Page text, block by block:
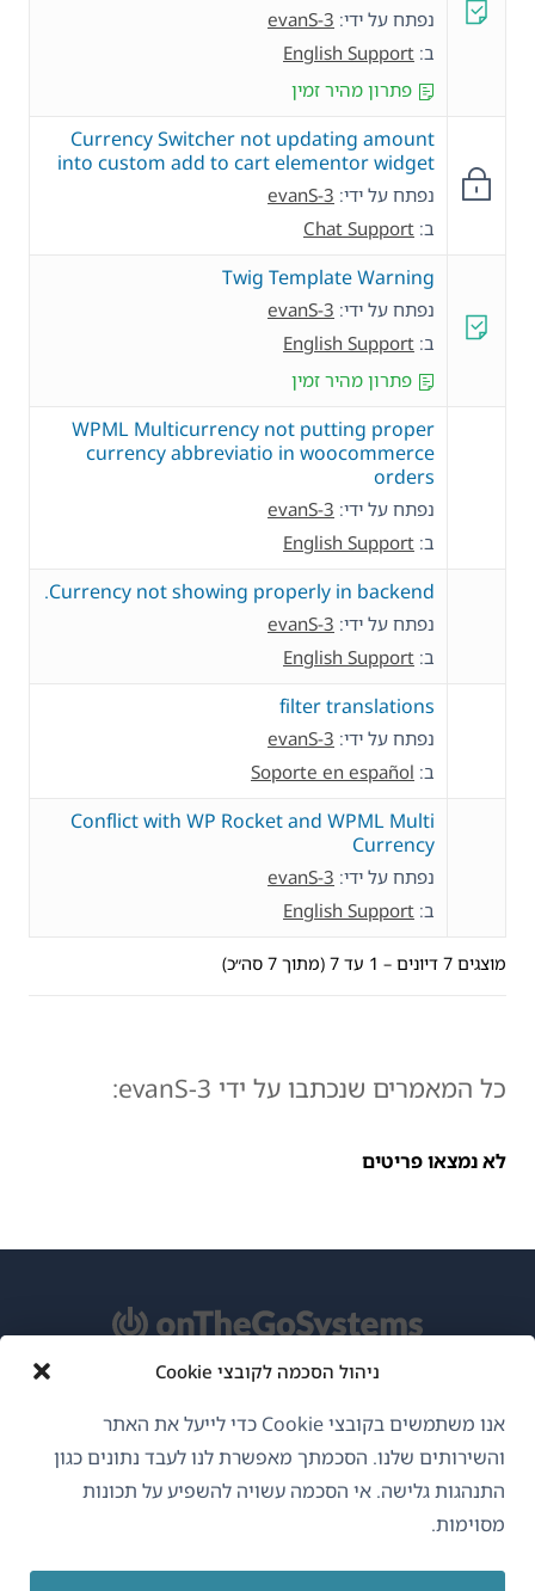
ניהול הסכמה לקובצי Cookie
אנו משתמשים בקובצי Cookie כדי לייעל את האתר
והשירותים שלנו. הסכמתך מאפשרת לנו לעבד נתונים כגון
התנהגות גלישה. אי הסכמה עשויה להשפיע על תכונות
מסוימות.
נפתח על ידי: evanS-3
ב: English Support
פתרון מהיר זמין
Currency Switcher not updating amount
into custom add to cart elementor widget
נפתח על ידי: evanS-3
ב: Chat Support
Twig Template Warning
נפתח על ידי: evanS-3
ב: English Support
פתרון מהיר זמין
WPML Multicurrency not putting proper
currency abbreviatio in woocommerce
orders
נפתח על ידי: evanS-3
ב: English Support
Currency not showing properly in backend.
נפתח על ידי: evanS-3
ב: English Support
filter translations
נפתח על ידי: evanS-3
ב: Soporte en español
Conflict with WP Rocket and WPML Multi
Currency
נפתח על ידי: evanS-3
ב: English Support
מוצגים 7 דיונים – 1 עד 7 (מתוך 7 סה״כ)
כל המאמרים שנכתבו על ידי evanS-3:
לא נמצאו פריטים
GDPR ומדיניות פרטיות
הצטרף לצוות שלנו(נפתח
בחלון בחלון בחלון